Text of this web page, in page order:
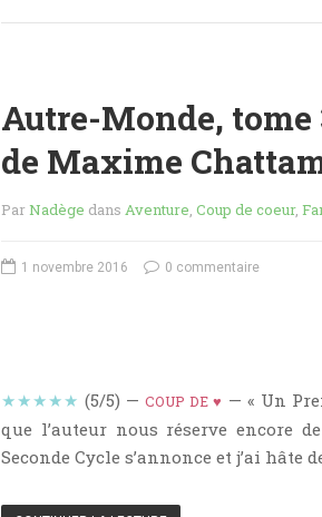
Autre-Monde, tome
de Maxime
ParNadège dans Aventure, Coup de coeur,
1 novembre 2016 0 commentaire
★★★★★ (5/5) — COUP DE ♥ — « Un
que l’auteur nous réserve encore
Seconde Cycle s’annonce et j’ai hâte